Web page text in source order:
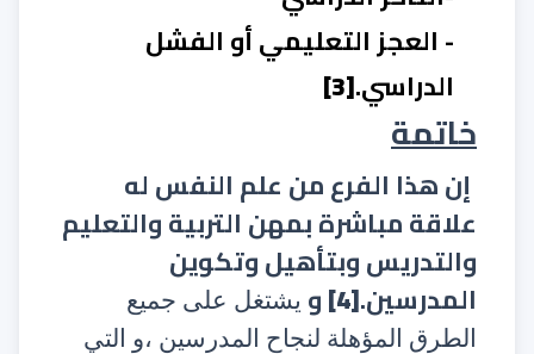
- العجز التعليمي أو الفشل
الدراسي.[3]
خاتمة
إن هذا الفرع من علم النفس له
علاقة مباشرة بمهن التربية والتعليم
والتدريس وبتأهيل وتكوين
المدرسين.
[4]و يشتغل على جميع
الطرق المؤهلة لنجاح المدرسين ،و التي